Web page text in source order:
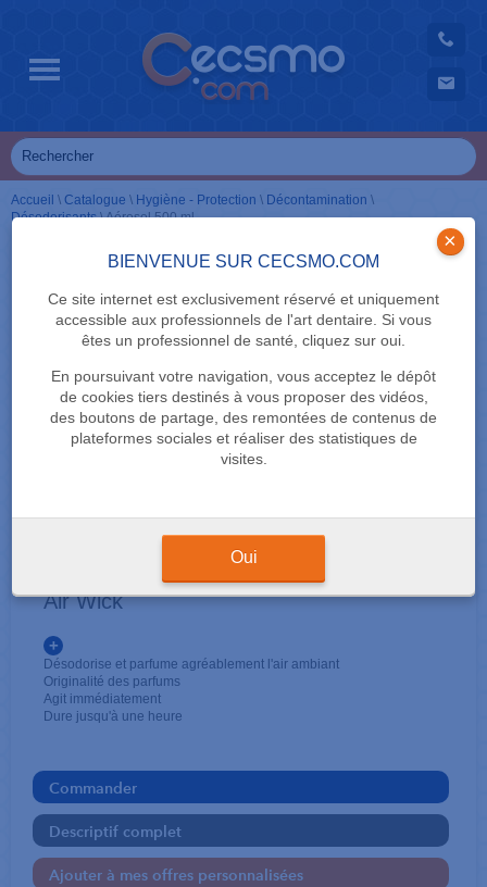
BIENVENUE SUR CECSMO.COM
Ce site internet est exclusivement réservé et uniquement
accessible aux professionnels de l'art dentaire. Si vous
êtes un professionnel de santé, cliquez sur oui.
En poursuivant votre navigation, vous acceptez le dépôt
de cookies tiers destinés à vous proposer des vidéos,
des boutons de partage, des remontées de contenus de
plateformes sociales et réaliser des statistiques de
visites.
×
Oui
Accueil \ Catalogue \ Hygiène - Protection \ Décontamination \
Désodorisants\Aérosol 500 ml
Air Wick
+
Désodorise et parfume agréablement l'air ambiant
Originalité des parfums
Agit immédiatement
Dure jusqu'à une heure
Commander
Descriptif complet
Ajouter à mes offres personnalisées